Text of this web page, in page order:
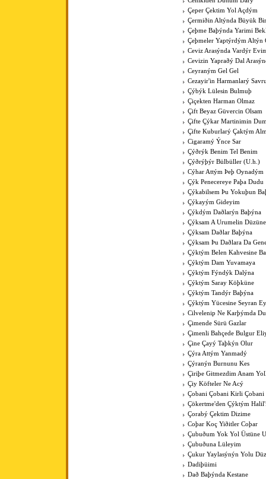
Çeper Çektim Yol Açdým
Çermiðin Altýnda Büyük
Çeþme Baþýnda Yarimi
Çeþmeler Yaptýrdým Altýn
Ceviz Arasýnda Vardýr
Cevizin Yapraðý Dal
Ceyraným Gel Gel
Cezayir'in Harmanlarý
Çýbýk Lülesin Bulmuþ
Çiçekten Harman Olmaz
Çift Beyaz Güvercin Olsam
Çifte Çýkar Martinimin
Çifte Kuburlarý Çaktým
Cigaramý Ýnce Sar
Çýðrýk Benim Tel Benim
Çýðrýþýr Bülbüller (U.h.)
Cýhar Attým Þeþ Oynadým
Çýk Penecereye Paþa Dudu
Çýkabilsem Þu Yokuþun
Çýkayým Gideyim
Çýkdým Daðlarýn Baþýna
Çýksam A Urumelin Düzüne
Çýksam Daðlar Baþýna
Çýksam Þu Daðlara Da
Çýktým Belen Kahvesine
Çýktým Dam Yuvamaya
Çýktým Fýndýk Dalýna
Çýktým Saray Köþküne
Çýktým Tandýr Baþýna
Çýktým Yücesine Seyran
Cilvelenip Ne Karþýmda
Çimende Sürü Gazlar
Çimenli Bahçede Bulgur
Çine Çayý Taþkýn Olur
Çýra Attým Yanmadý
Çýranýn Burnunu Kes
Çiriþe Gitmezdim Anam
Çiy Köfteler Ne Acý
Çobani Çobani Kirli Çobani
Çökertme'den Çýktým
Çorabý Çektim Dizime
Coþar Koç Yiðitler Coþar
Çubuðum Yok Yol Üstüne
Çubuðuna Lüleyim
Çukur Yaylasýnýn Yolu
Dadiþüimi
Dað Baþýnda Kestane